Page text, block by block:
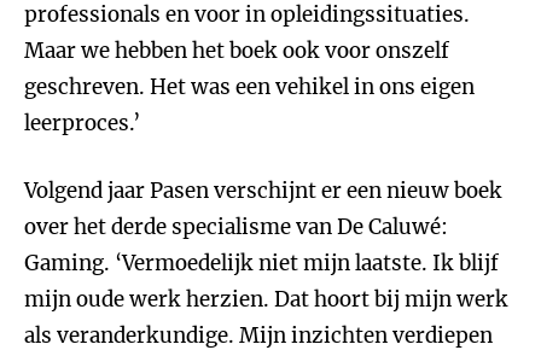
professionals en voor in opleidingssituaties.
Maar we hebben het boek ook voor onszelf
geschreven. Het was een vehikel in ons eigen
leerproces.’
Volgend jaar Pasen verschijnt er een nieuw boek
over het derde specialisme van De Caluwé:
Gaming. ‘Vermoedelijk niet mijn laatste. Ik blijf
mijn oude werk herzien. Dat hoort bij mijn werk
als veranderkundige. Mijn inzichten verdiepen